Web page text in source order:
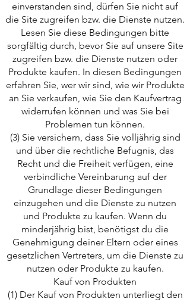
einverstanden sind, dürfen Sie nicht auf
die Site zugreifen bzw. die Dienste nutzen.
Lesen Sie diese Bedingungen bitte
sorgfältig durch, bevor Sie auf unsere Site
zugreifen bzw. die Dienste nutzen oder
Produkte kaufen. In diesen Bedingungen
erfahren Sie, wer wir sind, wie wir Produkte
an Sie verkaufen, wie Sie den Kaufvertrag
widerrufen können und was Sie bei
Problemen tun können.
(3) Sie versichern, dass Sie volljährig sind
und über die rechtliche Befugnis, das
Recht und die Freiheit verfügen, eine
verbindliche Vereinbarung auf der
Grundlage dieser Bedingungen
einzugehen und die Dienste zu nutzen
und Produkte zu kaufen. Wenn du
minderjährig bist, benötigst du die
Genehmigung deiner Eltern oder eines
gesetzlichen Vertreters, um die Dienste zu
nutzen oder Produkte zu kaufen.
Kauf von Produkten
(1) Der Kauf von Produkten unterliegt den